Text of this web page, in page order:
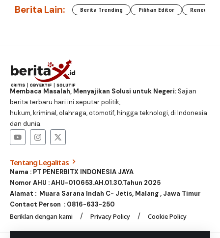
Berita Lain: Berita Trending Pilihan Editor
Membaca Masalah, Menyajikan Solusi untuk Negeri:Sajian
berita terbaru hari ini seputar politik,
hukum, kriminal, olahraga, otomotif, hingga teknologi, di Indonesia
dan dunia.
Tentang Legalitas
Nama : PT PENERBITX INDONESIA JAYA
Nomor AHU : AHU-010653.AH.01.30.Tahun 2025
Alamat : Muara Sarana Indah C- Jetis, Malang , Jawa Timur
Contact Person : 0816-633-250
Beriklan dengan kami Privacy Policy Cookie Policy